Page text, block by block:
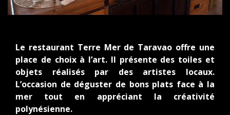
Le restaurant Terre Mer de Taravao offre une
place de choix à l’art. Il présente des toiles et
objets réalisés par des artistes locaux.
L’occasion de déguster de bons plats face à la
mer tout en appréciant la créativité
polynésienne.